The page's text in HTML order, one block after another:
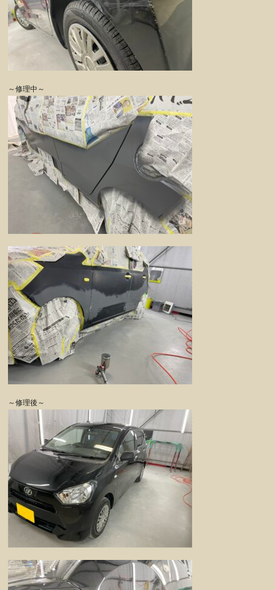
～修理中～
～修理後～